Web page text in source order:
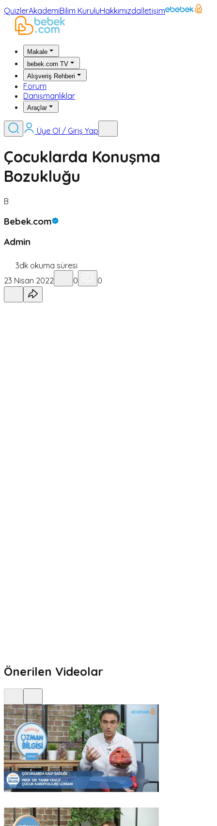
QuizlerAkademiBilim KuruluHakkımızdaİletişim
Makale
bebek.com TV
Alışveriş Rehberi
Forum
Danışmanlıklar
Araçlar
Üye Ol / Giriş Yap
Çocuklarda Konuşma
Bozukluğu
B
Bebek.com
Admin
3dk okuma süresi
23 Nisan 2022
0 0
Önerilen Videolar